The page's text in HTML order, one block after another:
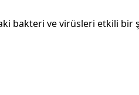
bakteri ve virüsleri etkili bir